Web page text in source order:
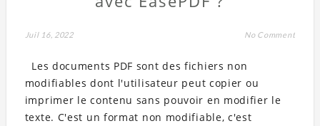
Juil 16, 2022 No Comment
Les documents PDF sont des fichiers non
modifiables dont l'utilisateur peut copier ou
imprimer le contenu sans pouvoir en modifier le
texte. C'est un format non modifiable, c'est